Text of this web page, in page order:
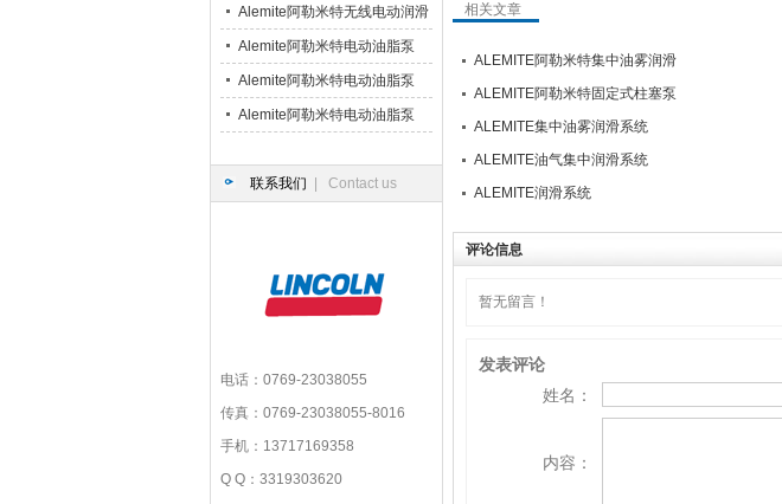
Alemite阿勒米特无线电动润滑
脂枪
Alemite阿勒米特电动油脂泵
6320-3
Alemite阿勒米特电动油脂泵
7175-R4
Alemite阿勒米特电动油脂泵
联系我们 | Contact us
电话：0769-23038055
传真：0769-23038055-8016
手机：13717169358
Q Q：3319303620
相关文章
ALEMITE阿勒米特集中油雾润滑
ALEMITE阿勒米特固定式柱塞泵
ALEMITE集中油雾润滑系统
ALEMITE油气集中润滑系统
ALEMITE润滑系统
评论信息
暂无留言！
发表评论
姓名：
内容：